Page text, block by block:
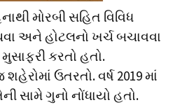
મોરબી સહિત વિવિધ
અને હોટલનો ખર્ચ બચાવવા
કરતો હતો.
ઉતરતો. વર્ષ 2019 માં
સામે ગુનો નોંધાયો હતો.